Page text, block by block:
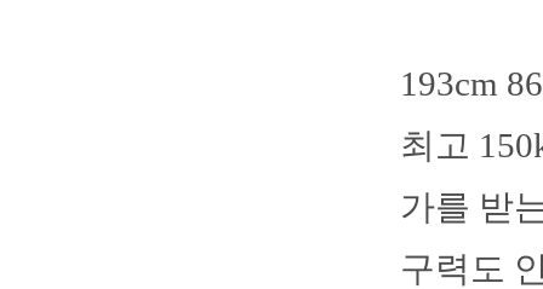
193cm
최고
가를 받
구력도